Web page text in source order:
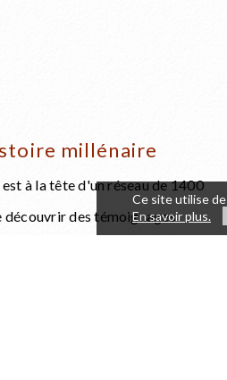
millénaire
à la tête d'un réseau de 1400
découvrir des témoignages
Ce site utilise
En savoir plus.